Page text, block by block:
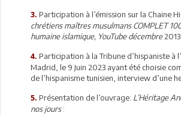
3. Participation à l’émission sur la Chaine
chrétiens maîtres musulmans COMPLET
humaine islamique, YouTube décembre2013.
4. Participation à la Tribune d’hispaniste à
Madrid, le 9 Juin 2023 ayant été choisie
de l’hispanisme tunisien, interview d’une
5. Présentation de l’ouvrage: L’Héritage
nos jours: